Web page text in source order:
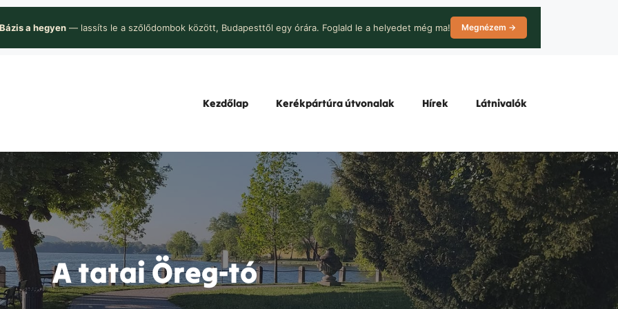
Bázis a hegyen — lassíts le a szőlődombok között, Budapesttől egy órára. Foglald le a helyedet még ma! Megnézem →
Kezdőlap Kerékpártúra útvonalak Hírek Látnivalók
A tatai Öreg-tó